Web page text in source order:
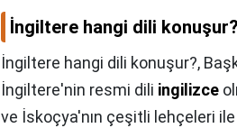
İngiltere hangi dili konuşur?
İngiltere hangi dili konuşur?,
İngiltere'nin resmi dili ingilizce
ve İskoçya'nın çeşitli lehçeleri